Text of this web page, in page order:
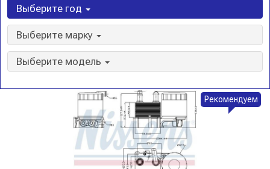
Выберите год
Выберите марку
Выберите модель
Рекомендуем